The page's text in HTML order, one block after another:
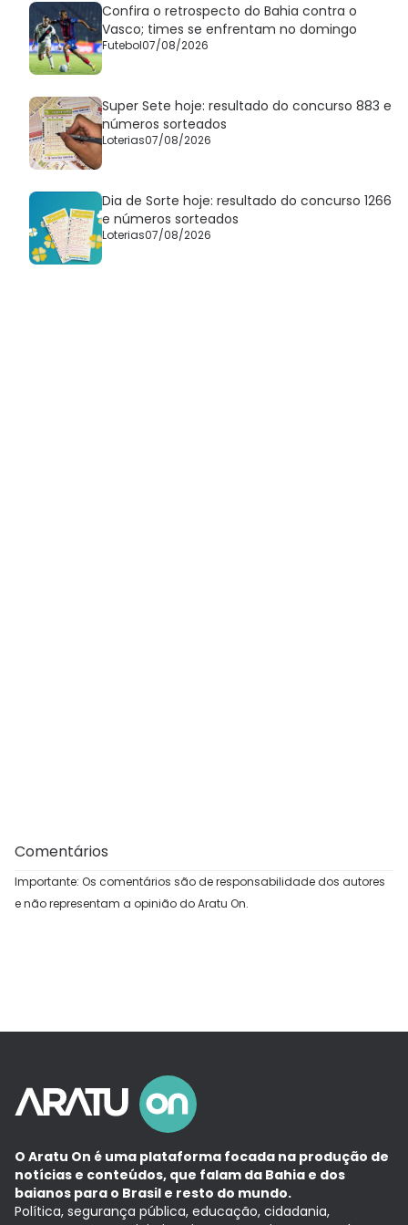
Confira o retrospecto do Bahia contra o
Vasco; times se enfrentam no domingo
Futebol07/08/2026
Super Sete hoje: resultado do concurso 883 e
números sorteados
Loterias07/08/2026
Dia de Sorte hoje: resultado do concurso 1266
e números sorteados
Loterias07/08/2026
Comentários
Importante: Os comentários são de responsabilidade dos autores
e não representam a opinião do Aratu On.
O Aratu On é uma plataforma focada na produção de
notícias e conteúdos, que falam da Bahia e dos
baianos para o Brasil e resto do mundo.
Política, segurança pública, educação, cidadania,